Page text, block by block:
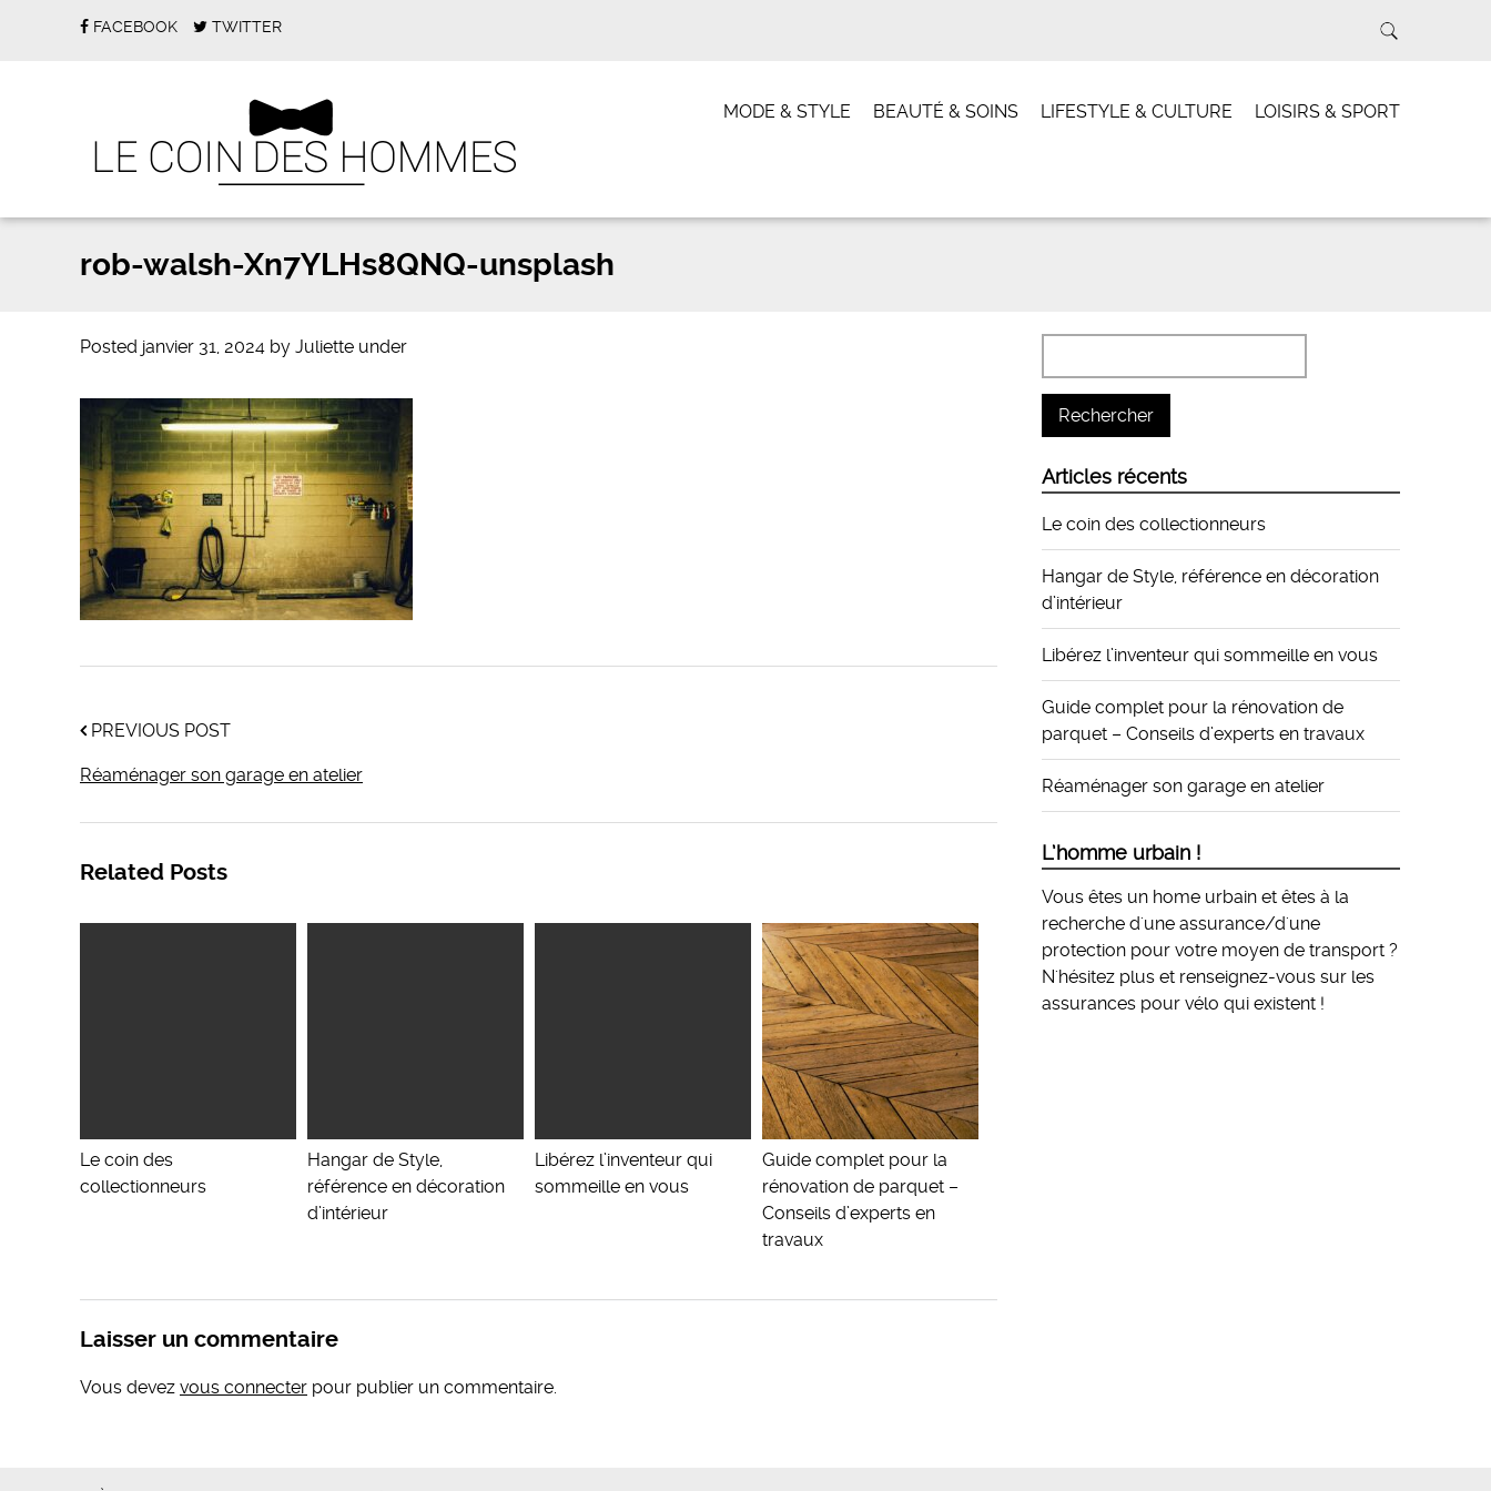
FACEBOOK TWITTER
MODE & STYLE BEAUTÉ & SOINS LIFESTYLE & CULTURE LOISIRS & SPORT
rob-walsh-Xn7YLHs8QNQ-unsplash
Posted janvier 31, 2024 by Juliette under
PREVIOUS POST
Réaménager son garage en atelier
Related Posts
Le coin des
collectionneurs
Hangar de Style,
référence en décoration
d’intérieur
Libérez l’inventeur qui
sommeille en vous
Guide complet pour la
rénovation de parquet –
Conseils d’experts en
travaux
Laisser un commentaire
Vous devez vous connecter pour publier un commentaire.
Articles récents
Le coin des collectionneurs
Hangar de Style, référence en décoration
d’intérieur
Libérez l’inventeur qui sommeille en vous
Guide complet pour la rénovation de
parquet – Conseils d’experts en travaux
Réaménager son garage en atelier
L’homme urbain !
Vous êtes un home urbain et êtes à la
recherche d'une assurance/d'une
protection pour votre moyen de transport ?
N'hésitez plus et renseignez-vous sur les
assurances pour vélo qui existent !